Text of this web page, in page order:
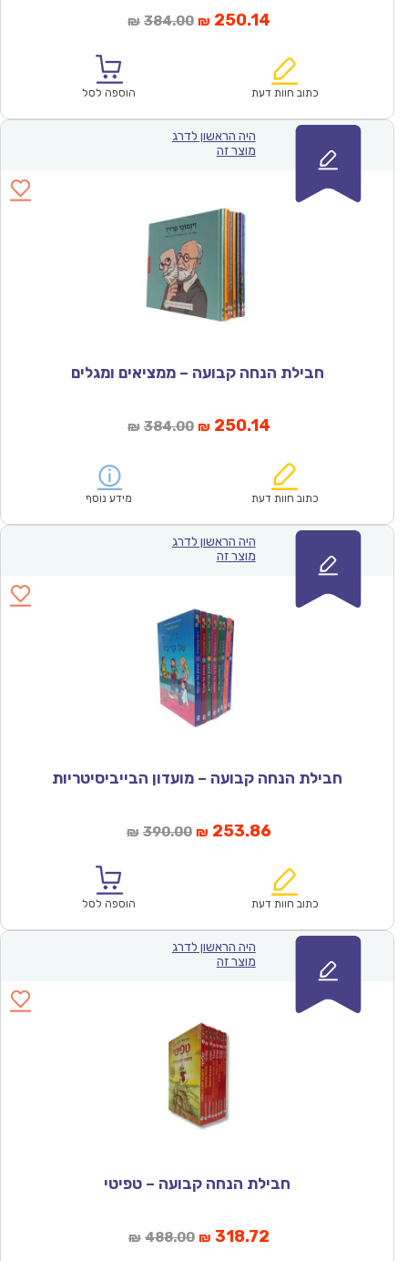
₪ 384.00המחיר
₪384.00.
₪ 250.14
הוא:
כתוב חוות דעת הוספה לסל
היה הראשון לדרג
מוצר זה
חבילת הנחה קבועה – ממציאים ומגלים
₪ 384.00המחיר
₪384.00.
₪ 250.14
הוא:
כתוב חוות דעת מידע נוסף
היה הראשון לדרג
מוצר זה
חבילת הנחה קבועה – מועדון הבייביסיטריות
₪ 390.00המחיר
₪390.00.
₪ 253.86המחיר
הוא:
כתוב חוות דעת הוספה לסל
היה הראשון לדרג
מוצר זה
חבילת הנחה קבועה – טפיטי
₪ 488.00המחיר
₪ 318.72